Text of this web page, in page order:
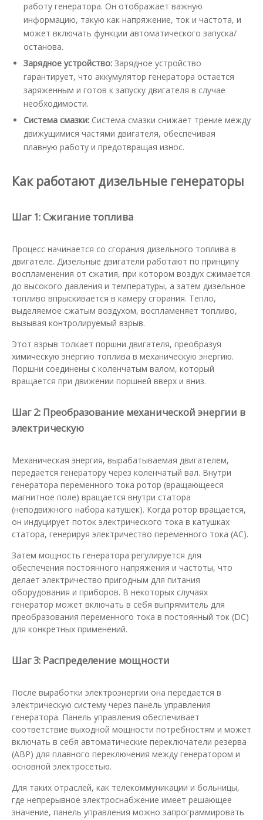
работу генератора. Он отображает важную
информацию, такую ​​как напряжение, ток и частота, и
может включать функции автоматического запуска/
останова.
Зарядное устройство: Зарядное устройство
гарантирует, что аккумулятор генератора остается
заряженным и готов к запуску двигателя в случае
необходимости.
Система смазки: Система смазки снижает трение между
движущимися частями двигателя, обеспечивая
плавную работу и предотвращая износ.
Как работают дизельные генераторы
Шаг 1: Сжигание топлива
Процесс начинается со сгорания дизельного топлива в
двигателе. Дизельные двигатели работают по принципу
воспламенения от сжатия, при котором воздух сжимается
до высокого давления и температуры, а затем дизельное
топливо впрыскивается в камеру сгорания. Тепло,
выделяемое сжатым воздухом, воспламеняет топливо,
вызывая контролируемый взрыв.
Этот взрыв толкает поршни двигателя, преобразуя
химическую энергию топлива в механическую энергию.
Поршни соединены с коленчатым валом, который
вращается при движении поршней вверх и вниз.
Шаг 2: Преобразование механической энергии в
электрическую
Механическая энергия, вырабатываемая двигателем,
передается генератору через коленчатый вал. Внутри
генератора переменного тока ротор (вращающееся
магнитное поле) вращается внутри статора
(неподвижного набора катушек). Когда ротор вращается,
он индуцирует поток электрического тока в катушках
статора, генерируя электричество переменного тока (AC).
Затем мощность генератора регулируется для
обеспечения постоянного напряжения и частоты, что
делает электричество пригодным для питания
оборудования и приборов. В некоторых случаях
генератор может включать в себя выпрямитель для
преобразования переменного тока в постоянный ток (DC)
для конкретных применений.
Шаг 3: Распределение мощности
После выработки электроэнергии она передается в
электрическую систему через панель управления
генератора. Панель управления обеспечивает
соответствие выходной мощности потребностям и может
включать в себя автоматические переключатели резерва
(АВР) для плавного переключения между генератором и
основной электросетью.
Для таких отраслей, как телекоммуникации и больницы,
где непрерывное электроснабжение имеет решающее
значение, панель управления можно запрограммировать